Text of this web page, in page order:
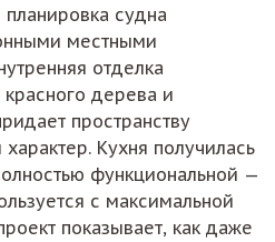
судна
местными
отделка
дерева и
пространству
Кухня получилась
функциональной —
с максимальной
показывает, как даже